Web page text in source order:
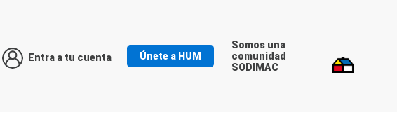
Entra a tu cuenta Únete a HUM
Somos una
comunidad
SODIMAC